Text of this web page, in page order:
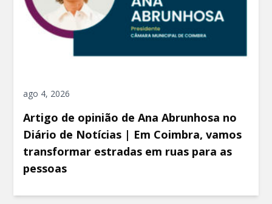
ago 4, 2026
Artigo de opinião de Ana Abrunhosa no
Diário de Notícias | Em Coimbra, vamos
transformar estradas em ruas para as
pessoas